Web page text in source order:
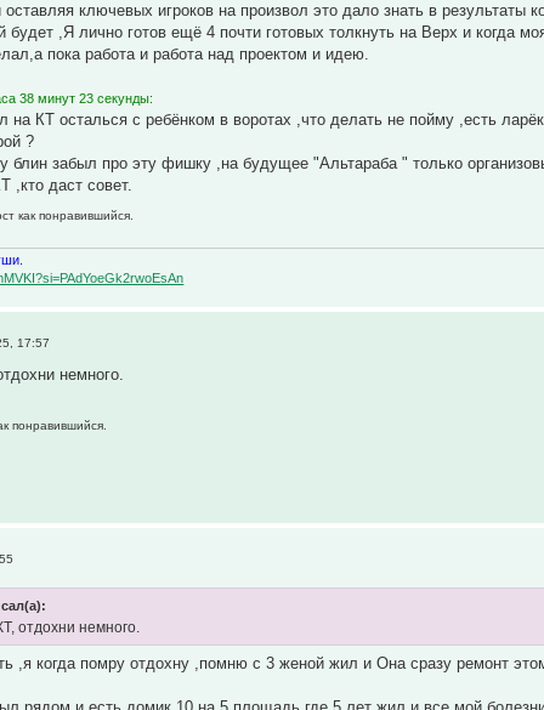
ключевых игроков на произвол это дало знать в
будет ,Я лично готов ещё 4 почти готовых толкнуть на Верх и когда
пока работа и работа над проектом и идею.
38 минут 23 секунды:
на КТ осталься с ребёнком в воротах ,что делать не пойму ,есть
?
блин забыл про эту фишку ,на будущее "Альтараба " только
,кто даст совет.
как понравившийся.
17:57
немного.
понравившийся.
отдохни немного.
,я когда помру отдохну ,помню с 3 женой жил и Она сразу ремонт